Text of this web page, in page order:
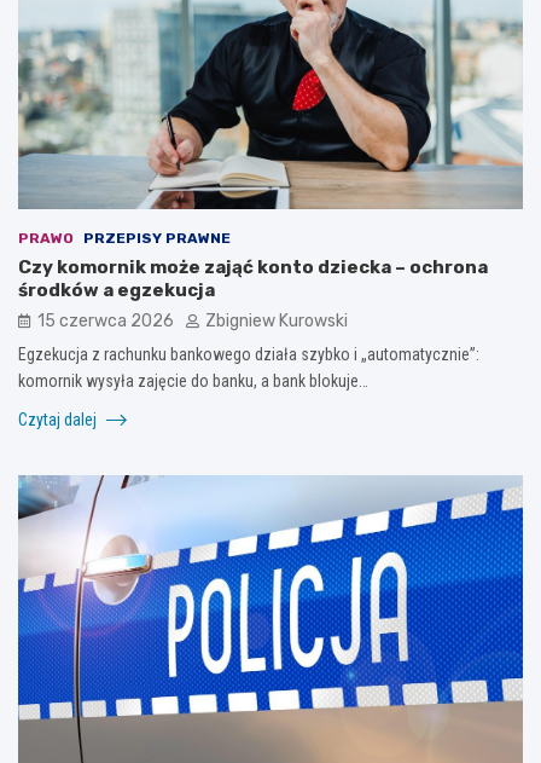
PRAWO PRZEPISY PRAWNE
Czy komornik może zająć konto dziecka – ochrona
środków a egzekucja
15 czerwca 2026 Zbigniew Kurowski
Egzekucja z rachunku bankowego działa szybko i „automatycznie”:
komornik wysyła zajęcie do banku, a bank blokuje…
Czytaj dalej